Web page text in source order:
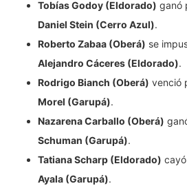
Tobías Godoy (Eldorado) ganó
Daniel Stein (Cerro Azul).
Roberto Zabaa (Oberá) se
Alejandro Cáceres (Eldorado).
Rodrigo Bianch (Oberá) venció
Morel (Garupá).
Nazarena Carballo (Oberá)
Schuman (Garupá).
Tatiana Scharp (Eldorado)
Ayala (Garupá).